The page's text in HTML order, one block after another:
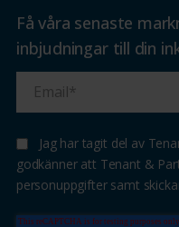
Få våra senaste
inbjudningar till din
Jag har tagit del av
godkänner att Tenant &
personuppgifter samt